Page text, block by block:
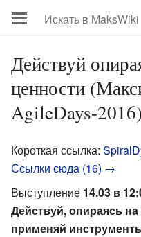
Действуй
ценности
AgileDays-2016)
Короткая ссылка:
Ссылки сюда (16) →
Выступление 14.03 в
Действуй, опираясь
применяй